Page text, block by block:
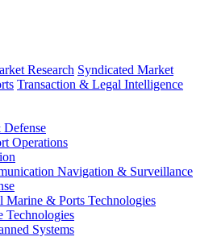
Research Syndicated Market
Transaction & Legal Intelligence
Defense
Operations
Navigation & Surveillance
Marine & Ports Technologies
Technologies
Systems